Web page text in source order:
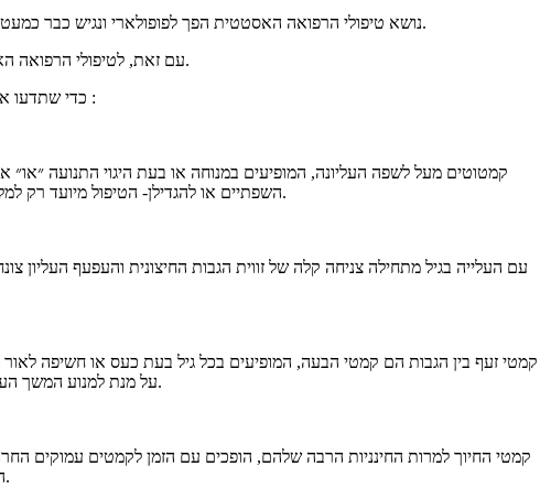
נושא טיפולי הרפואה האסטטית הפך לפופולארי ונגיש כבר כמעט לכולם. גיל הפונים יורד בהתמדה, טיפולי הבוטוקס הפכו לגימיק מסיבות ומילוי הקמטים והשפתיים כבר זועק מכל תכנית ריאליטי.
עם זאת, לטיפולי הרפואה האסטטית עלולים להתלוות גם אסונות אסתטיים כמו גם סיבוכים הנובעים מטיפולים רשלניים.
כדי שתדעו אם אתם באמת זקוקים לתיקון אסטטי בפניכם שאלו עצמכם השאלות הבאות :
קמטוטים מעל לשפה העליונה, המופיעים במנוחה או בעת היגוי התנועה
השפתיים או להגדילן- הטיפול מיועד רק למלא את קו מתאר השפה העליונה שהתקמט בגלל איבוד תכולת החומצה ההיאלורונית הטבעית שבו עם הגיל.
עם העלייה בגיל מתחילה צניחה קלה של זווית הגבות החיצונית והעפעף
קמטי זעף בין הגבות הם קמטי הבעה, המופיעים בכל גיל בעת כעס או חשיפה
על מנת למנוע המשך העמקתו ולאפשר הרפייתו המלאה מומלץ להתחיל ולבצע טיפול בוטוקס באזור שבין הגבות.
קמטי החיוך למרות החינניות הרבה שלהם, הופכים עם הזמן לקמטים עמוקים
הבוטוקס מרפים את הקמטים הקיימים ומונעים המשך העמקתם.